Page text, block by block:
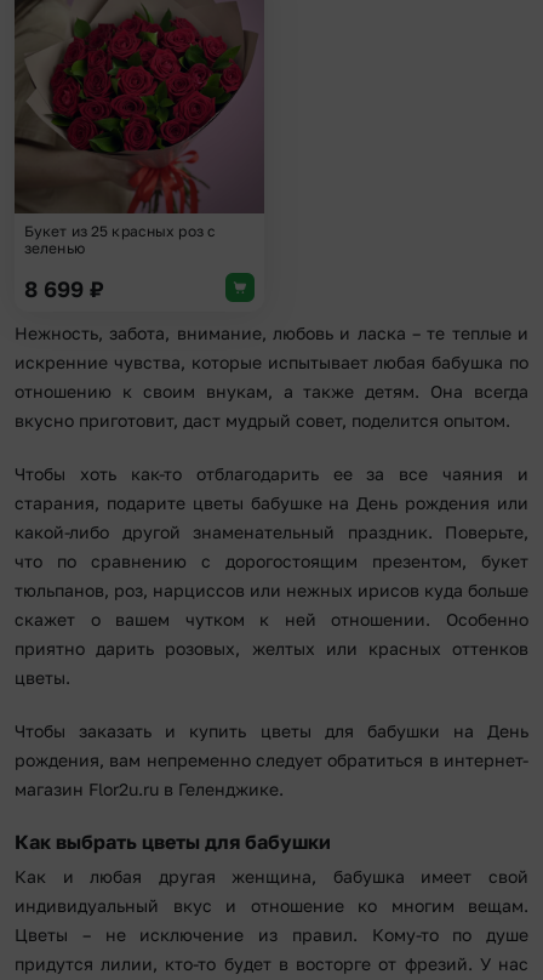
Добавить в избранное
Букет из 25 красных роз с
зеленью
8 699 ₽
Нежность, забота, внимание, любовь и ласка – те теплые и
искренние чувства, которые испытывает любая бабушка по
отношению к своим внукам, а также детям. Она всегда
вкусно приготовит, даст мудрый совет, поделится опытом.
Чтобы хоть как-то отблагодарить ее за все чаяния и
старания, подарите цветы бабушке на День рождения или
какой-либо другой знаменательный праздник. Поверьте,
что по сравнению с дорогостоящим презентом, букет
тюльпанов, роз, нарциссов или нежных ирисов куда больше
скажет о вашем чутком к ней отношении. Особенно
приятно дарить розовых, желтых или красных оттенков
цветы.
Чтобы заказать и купить цветы для бабушки на День
рождения, вам непременно следует обратиться в интернет-
магазин Flor2u.ru в Геленджике.
Как выбрать цветы для бабушки
Как и любая другая женщина, бабушка имеет свой
индивидуальный вкус и отношение ко многим вещам.
Цветы – не исключение из правил. Кому-то по душе
придутся лилии, кто-то будет в восторге от фрезий. У нас